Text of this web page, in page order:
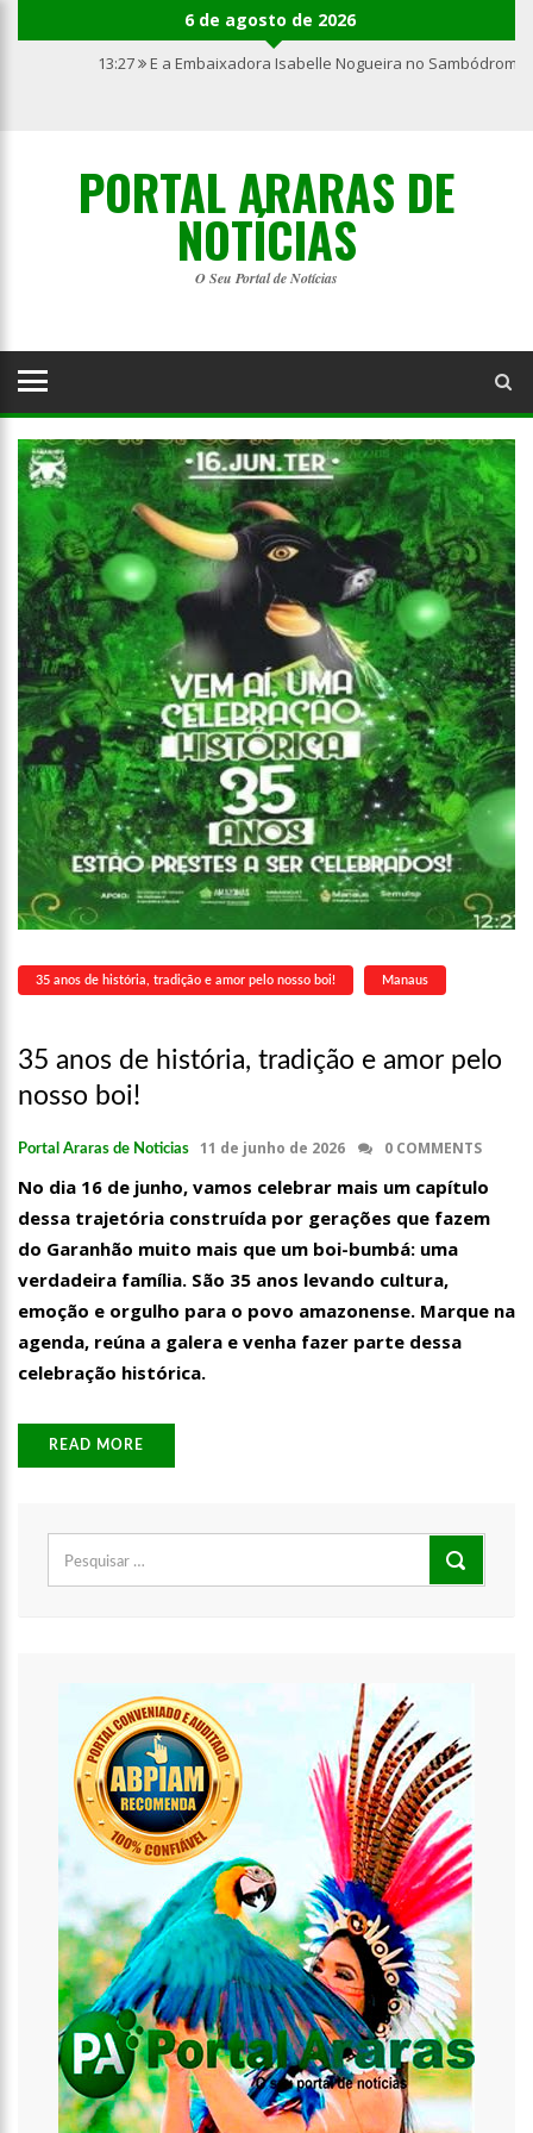
6 de agosto de 2026
13:27 E a Embaixadora Isabelle Nogueira no
00:01 Jovem Guarda de Luto Morre em SP, aos 76 anos, Lilian
16:58 Vem ai o Bloco das Abandonadas do Nucleo 13 na
PORTAL ARARAS DE
NOTÍCIAS
O Seu Portal de Notícias
35 anos de história, tradição e amor pelo nosso boi! Manaus
35 anos de história, tradição e amor pelo
nosso boi!
Portal Araras de Noticias 11 de junho de 2026 0 COMMENTS
No dia 16 de junho, vamos celebrar mais um capítulo
dessa trajetória construída por gerações que fazem
do Garanhão muito mais que um boi-bumbá: uma
verdadeira família. São 35 anos levando cultura,
emoção e orgulho para o povo amazonense. Marque na
agenda, reúna a galera e venha fazer parte dessa
celebração histórica.
READ MORE
por: